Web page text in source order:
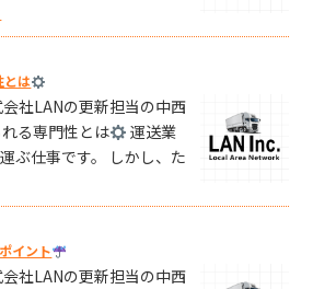
とは
社LANの更新担当の中西
る専門性とは
運送業
ぶ仕事です。 しかし、た
イント
社LANの更新担当の中西